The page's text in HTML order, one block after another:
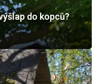
do kopců?